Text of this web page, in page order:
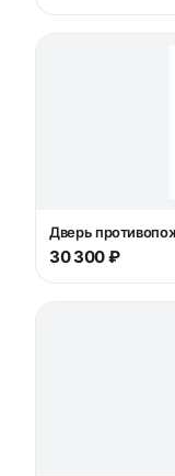
Дверь
30 300 ₽